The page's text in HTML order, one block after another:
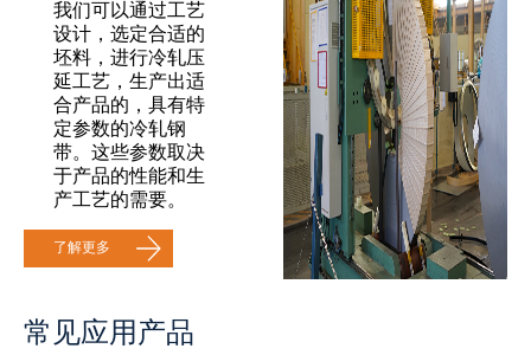
我们可以通过工艺
设计，选定合适的
坯料，进行冷轧压
延工艺，生产出适
合产品的，具有特
定参数的冷轧钢
带。这些参数取决
于产品的性能和生
产工艺的需要。
了解更多
常见应用产品